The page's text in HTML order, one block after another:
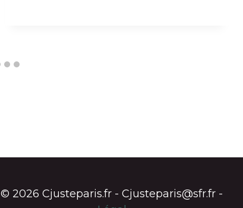
© 2026 Cjusteparis.fr - Cjusteparis@sfr.fr -